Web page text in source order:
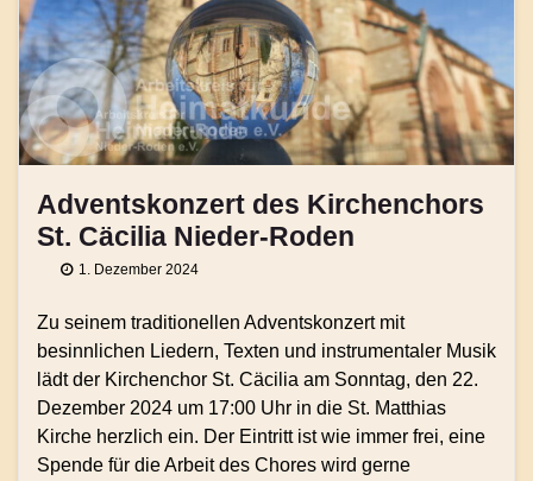
Adventskonzert des Kirchenchors
St. Cäcilia Nieder-Roden
1. Dezember 2024
Zu seinem traditionellen Adventskonzert mit
besinnlichen Liedern, Texten und instrumentaler Musik
lädt der Kirchenchor St. Cäcilia am Sonntag, den 22.
Dezember 2024 um 17:00 Uhr in die St. Matthias
Kirche herzlich ein. Der Eintritt ist wie immer frei, eine
Spende für die Arbeit des Chores wird gerne